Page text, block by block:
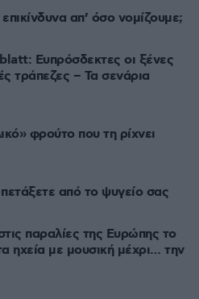
απ’ όσο νομίζουμε;
Ευπρόσδεκτες οι ξένες
τράπεζες – Τα σενάρια
φρούτο που τη ρίχνει
από το ψυγείο σας
παραλίες της Ευρώπης το
ηχεία με μουσική μέχρι… την